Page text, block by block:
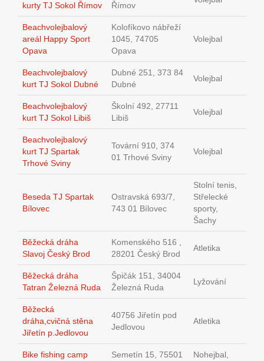
kurty TJ Sokol Římov
Římov
Beachvolejbalový
areál Happy Sport
Opava
Kolofíkovo nábřeží
1045, 74705
Opava
Volejbal
Beachvolejbalový
kurt TJ Sokol Dubné
Dubné 251, 373 84
Dubné
Volejbal
Beachvolejbalový
kurt TJ Sokol Libiš
Školní 492, 27711
Libiš
Volejbal
Beachvolejbalový
kurt TJ Spartak
Trhové Sviny
Tovární 910, 374
01 Trhové Sviny
Volejbal
Beseda TJ Spartak
Bílovec
Ostravská 693/7,
743 01 Bílovec
Stolní tenis,
Střelecké
sporty,
Šachy
Běžecká dráha
Slavoj Český Brod
Komenského 516 ,
28201 Český Brod
Atletika
Běžecká dráha
Tatran Železná Ruda
Špičák 151, 34004
Železná Ruda
Lyžování
Běžecká
dráha,cvičná stěna
Jiřetín p.Jedlovou
40756 Jiřetín pod
Jedlovou
Atletika
Bike fishing camp
Semetín 15, 75501
Nohejbal,